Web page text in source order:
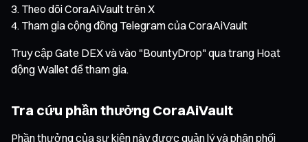
Theo dõi CoraAiVault trên X
Tham gia cộng đồng Telegram của CoraAiVault
Truy cập Gate DEX và vào "BountyDrop" qua trang Hoạt
động Wallet để tham gia.
Tra cứu phần thưởng CoraAiVault
Phần thưởng của sự kiện này được quản lý và phân phối